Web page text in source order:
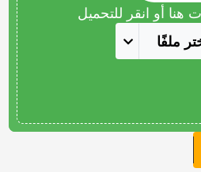
أو انقر للتحميل
ملفًا